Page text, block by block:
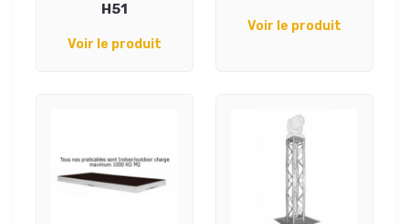
H51
Voir le produit
Voir le produit